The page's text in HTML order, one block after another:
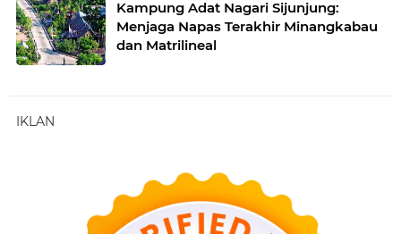
Kampung Adat Nagari Sijunjung:
Menjaga Napas Terakhir Minangkabau
dan Matrilineal
IKLAN